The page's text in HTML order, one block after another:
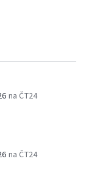
na ČT24
na ČT24